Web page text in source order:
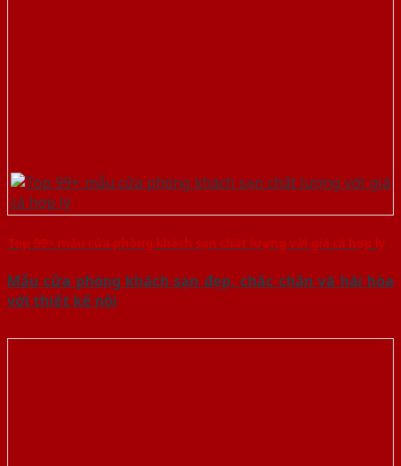
Top 99+ mẫu cửa phòng khách sạn chất lượng với giá cả hợp lý
Mẫu cửa phòng khách sạn đẹp, chắc chắn và hài hòa
với thiết kế nội